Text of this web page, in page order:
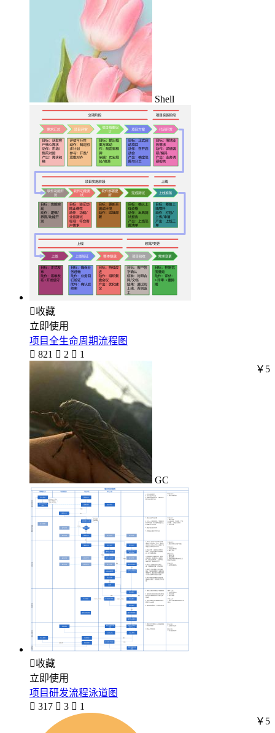
Shell
收藏
立即使用
项目全生命周期流程图
 821  2  1
GC
￥5
收藏
立即使用
项目研发流程泳道图
 317  3  1
￥5